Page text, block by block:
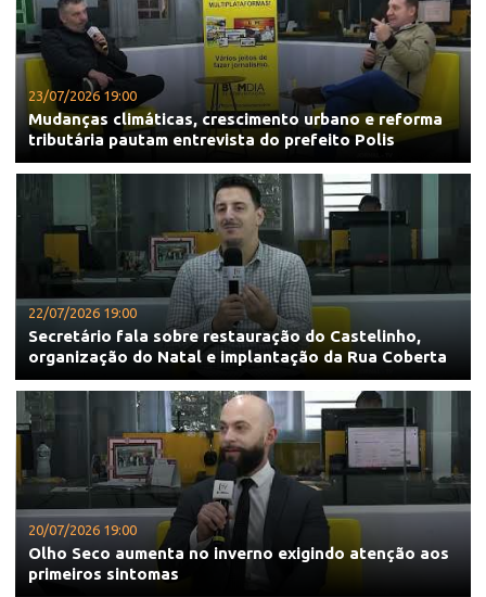
23/07/2026 19:00
Mudanças climáticas, crescimento urbano e reforma
tributária pautam entrevista do prefeito Polis
22/07/2026 19:00
Secretário fala sobre restauração do Castelinho,
organização do Natal e implantação da Rua Coberta
20/07/2026 19:00
Olho Seco aumenta no inverno exigindo atenção aos
primeiros sintomas